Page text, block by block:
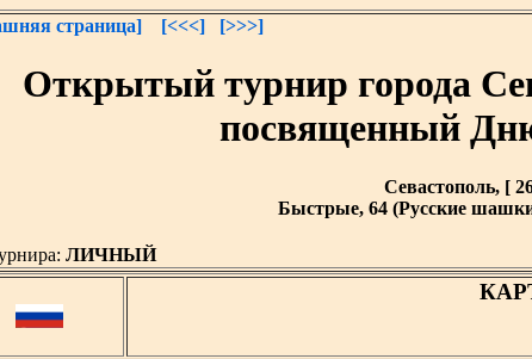
страница] [<<<] [>>>]
Открытый турнир города
посвященный
Севастополь, [
Быстрые, 64 (Русские
ЛИЧНЫЙ